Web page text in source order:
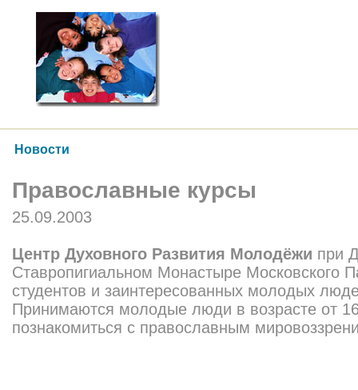
Новости
Православные курсы
25.09.2003
Центр Духовного Развития Молодёжи при
Ставропигиальном Монастыре Московского
студентов и заинтересованных молодых
Принимаются молодые люди в возрасте от
познакомиться с православным